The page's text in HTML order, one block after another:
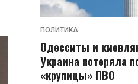
ПОЛИТИКА
Одесситы и
Украина потеряла
«крупицы» ПВО